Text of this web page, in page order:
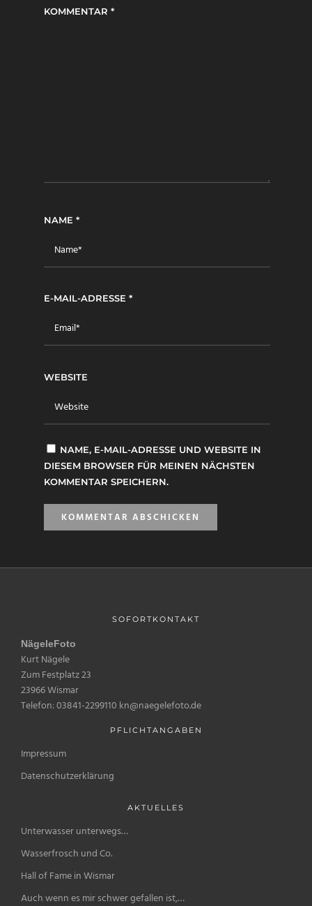
KOMMENTAR *
NAME *
E-MAIL-ADRESSE *
WEBSITE
NAME, E-MAIL-ADRESSE UND WEBSITE IN
DIESEM BROWSER FÜR MEINEN NÄCHSTEN
KOMMENTAR SPEICHERN.
SOFORTKONTAKT
NägeleFoto
Kurt Nägele
Zum Festplatz 23
23966 Wismar
Telefon: 03841-2299110 kn@naegelefoto.de
PFLICHTANGABEN
Impressum
Datenschutzerklärung
AKTUELLES
Unterwasser unterwegs…
Wasserfrosch und Co.
Hall of Fame in Wismar
Auch wenn es mir schwer gefallen ist,…